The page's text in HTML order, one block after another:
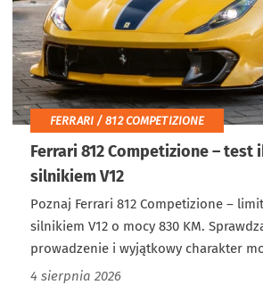
FERRARI / 812 COMPETIZIONE
Ferrari 812 Competizione – test
silnikiem V12
Poznaj Ferrari 812 Competizione –
silnikiem V12 o mocy 830 KM.
prowadzenie i wyjątkowy charakter
4 sierpnia 2026